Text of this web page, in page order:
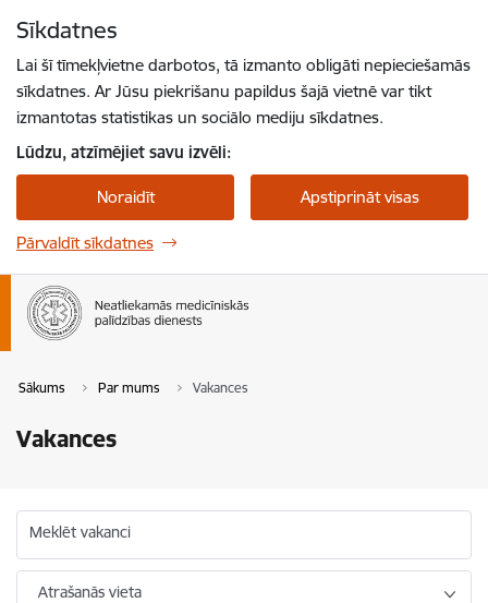
Sīkdatnes
Lai šī tīmekļvietne darbotos, tā izmanto obligāti nepieciešamās
sīkdatnes. Ar Jūsu piekrišanu papildus šajā vietnē var tikt
izmantotas statistikas un sociālo mediju sīkdatnes.
Lūdzu, atzīmējiet savu izvēli:
Noraidīt Apstiprināt visas
Pārvaldīt sīkdatnes
Sākums Par mums Vakances
Vakances
Meklēt vakanci
Atrašanās vieta